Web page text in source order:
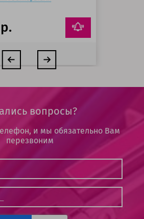
вопросы?
и мы обязательно Вам
перезвоним